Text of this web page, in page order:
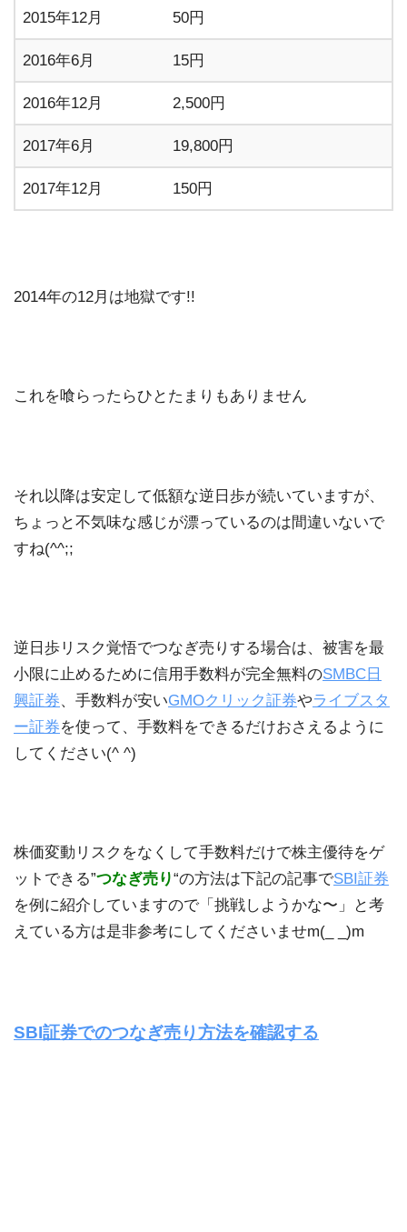
2015年12月 50円
2016年6月 15円
2016年12月 2,500円
2017年6月 19,800円
2017年12月 150円
2014年の12月は地獄です!!
これを喰らったらひとたまりもありません
それ以降は安定して低額な逆日歩が続いていますが、
ちょっと不気味な感じが漂っているのは間違いないで
すね(^^;;
逆日歩リスク覚悟でつなぎ売りする場合は、被害を最
小限に止めるために信用手数料が完全無料のSMBC日
興証券、手数料が安いGMOクリック証券やライブスタ
ー証券を使って、手数料をできるだけおさえるように
してください(^ ^)
株価変動リスクをなくして手数料だけで株主優待をゲ
ットできる”つなぎ売り“の方法は下記の記事でSBI証券
を例に紹介していますので「挑戦しようかな〜」と考
えている方は是非参考にしてくださいませm(_ _)m
SBI証券でのつなぎ売り方法を確認する